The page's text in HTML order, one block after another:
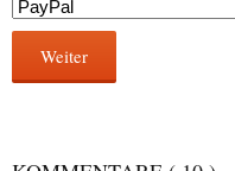
Weiter